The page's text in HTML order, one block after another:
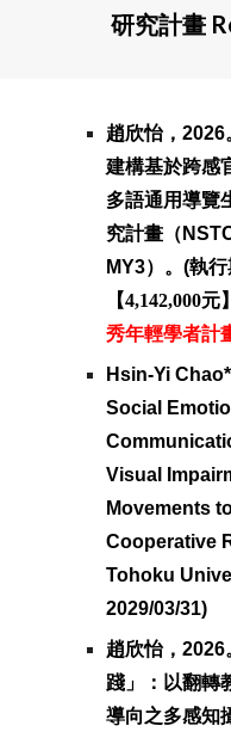
研究計畫
趙欣怡，2026
建構基於跨感
多語通用導覽
究計畫（
MY3）。(執
【4,142,000元
秀年輕學者計
Hsin-Yi
Social
Visual
Movements
Cooperative
Tohoku
2029/03/31)
趙欣怡，
踐」：以翻轉
導向之多感知